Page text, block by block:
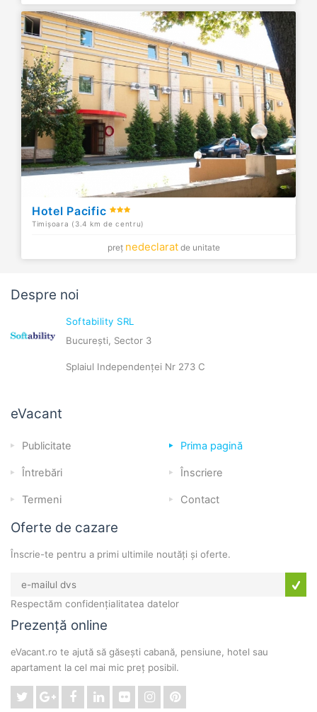
Hotel Pacific
Timișoara (3.4 km de centru)
preț nedeclarat de unitate
Despre noi
Softability SRL
București, Sector 3
Splaiul Independenței Nr 273 C
eVacant
Publicitate Prima pagină
Întrebări Înscriere
Termeni Contact
Oferte de cazare
Înscrie-te pentru a primi ultimile noutăți și oferte.
Respectăm confidențialitatea datelor
Prezență online
eVacant.ro te ajută să găsești cabană, pensiune, hotel sau
apartament la cel mai mic preț posibil.